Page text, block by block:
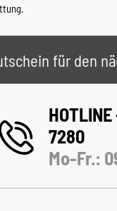
für den
7280
Mo-Fr.: